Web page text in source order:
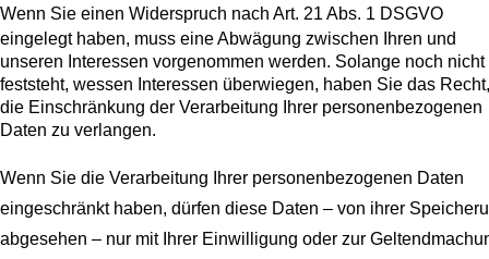
Wenn Sie einen Widerspruch nach Art. 21 Abs. 1 DSGVO
eingelegt haben, muss eine Abwägung zwischen Ihren und
unseren Interessen vorgenommen werden. Solange noch nicht
feststeht, wessen Interessen überwiegen, haben Sie das Recht,
die Einschränkung der Verarbeitung Ihrer personenbezogenen
Daten zu verlangen.
Wenn Sie die Verarbeitung Ihrer personenbezogenen Daten
eingeschränkt haben, dürfen diese Daten – von ihrer
abgesehen – nur mit Ihrer Einwilligung oder zur